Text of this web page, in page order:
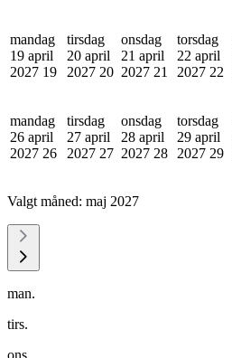
mandag
19 april
2027 19
tirsdag
20 april
2027 20
onsdag
21 april
2027 21
torsdag
22 april
2027 22
mandag
26 april
2027 26
tirsdag
27 april
2027 27
onsdag
28 april
2027 28
torsdag
29 april
2027 29
Valgt måned: maj 2027
man.
tirs.
ons.